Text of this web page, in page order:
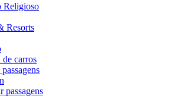
Religioso
Resorts
carros
passagens